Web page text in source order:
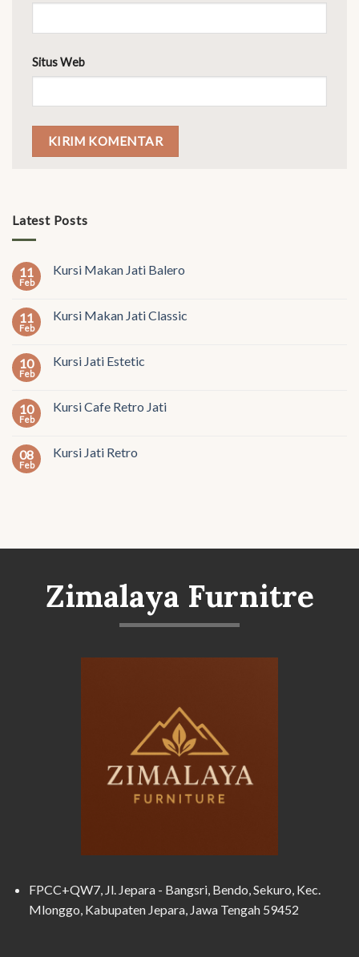
Situs Web
Latest Posts
11
Feb
Kursi Makan Jati Balero
11
Feb
Kursi Makan Jati Classic
10
Feb
Kursi Jati Estetic
10
Feb
Kursi Cafe Retro Jati
08
Feb
Kursi Jati Retro
Zimalaya Furnitre
FPCC+QW7, Jl. Jepara - Bangsri, Bendo, Sekuro, Kec.
Mlonggo, Kabupaten Jepara, Jawa Tengah 59452